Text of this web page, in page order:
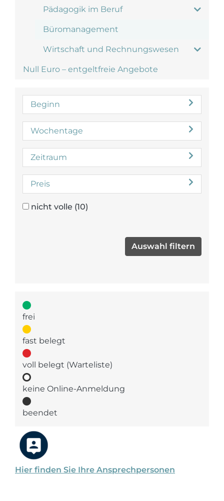
Hier finden Sie Ihre Ansprechpersonen
Pädagogik im Beruf
Büromanagement
Wirtschaft und Rechnungswesen
Null Euro – entgeltfreie Angebote
Beginn
Wochentage
Zeitraum
Preis
nicht volle (10)
frei
fast belegt
voll belegt (Warteliste)
keine Online-Anmeldung
beendet